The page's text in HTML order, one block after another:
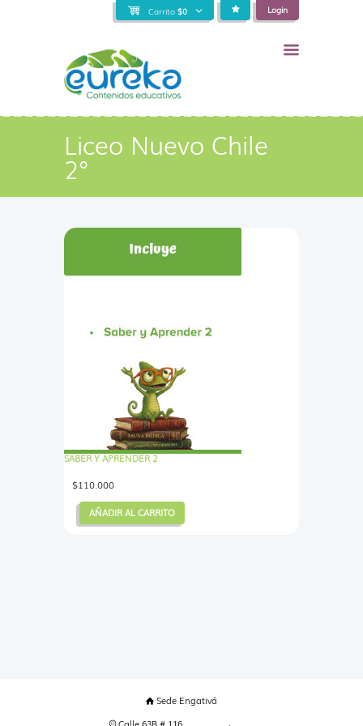
Carrito $0 Login
Liceo Nuevo Chile
2°
SABER Y APRENDER 2
$110.000
AÑADIR AL CARRITO
Sede Engativá